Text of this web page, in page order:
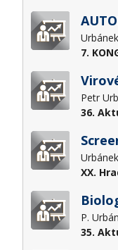
7.
Petr
36.
XX.
P.
35.